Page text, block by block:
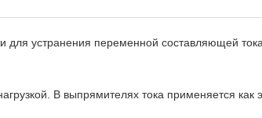
для устранения переменной составляющей
В выпрямителях тока применяется как